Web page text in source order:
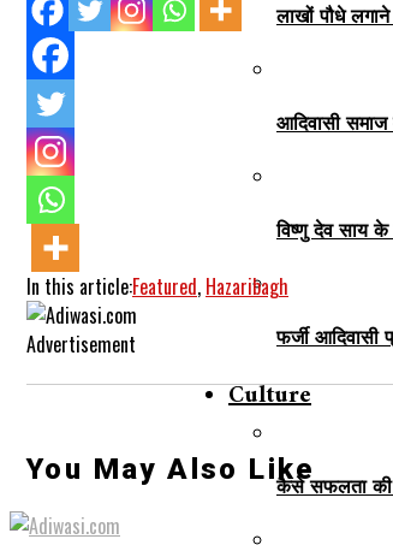
लाखों पौधे
आदिवासी समाज
विष्णु देव साय
फर्जी आदिवासी
Culture
कैसे सफलता की
In this article:Featured, Hazaribagh
Advertisement
You May Also Like